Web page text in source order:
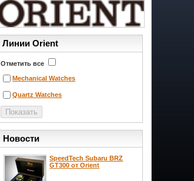
Линии Orient
Отметить все
Mechanical Watches
Quartz Watches
Новости
SpeedTech Subaru BRZ
GT300 от Orient